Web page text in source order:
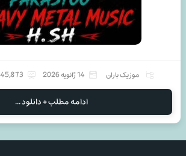
موزیک باران 14 ژانویه 2026 45,873 بازدید
ادامه مطلب + دانلود ...